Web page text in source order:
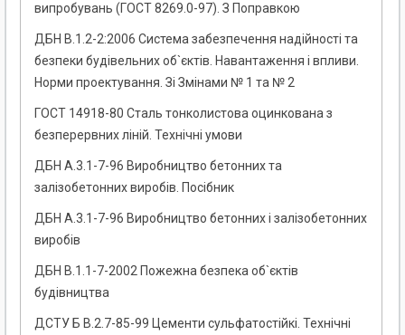
випробувань (ГОСТ 8269.0-97). З Поправкою
ДБН В.1.2-2:2006 Система забезпечення надійності та
безпеки будівельних об`єктів. Навантаження і впливи.
Норми проектування. Зі Змінами № 1 та № 2
ГОСТ 14918-80 Сталь тонколистова оцинкована з
безперервних ліній. Технічні умови
ДБН А.3.1-7-96 Виробництво бетонних та
залізобетонних виробів. Посібник
ДБН А.3.1-7-96 Виробництво бетонних і залізобетонних
виробів
ДБН В.1.1-7-2002 Пожежна безпека об`єктів
будівництва
ДСТУ Б В.2.7-85-99 Цементи сульфатостійкі. Технічні